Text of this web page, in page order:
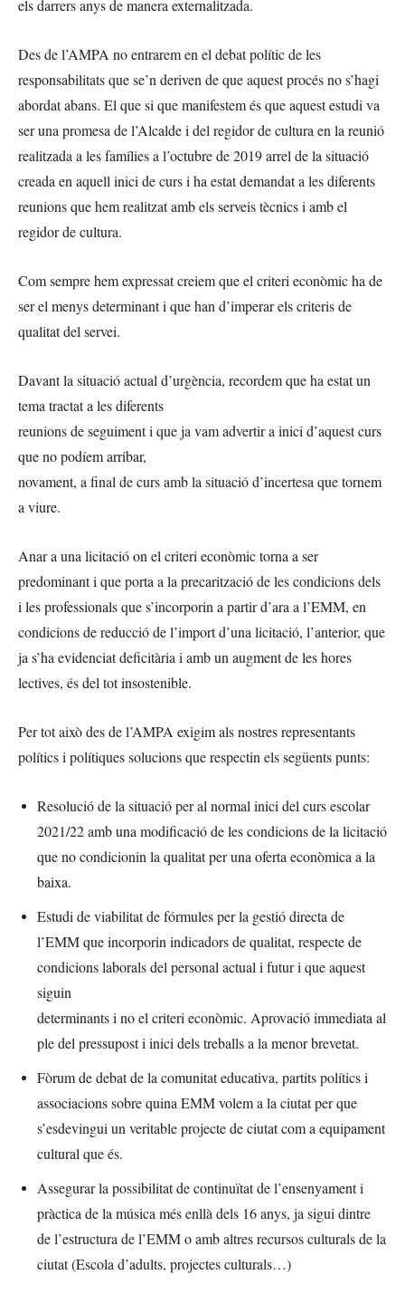
els darrers anys de manera externalitzada.
Des de l’AMPA no entrarem en el debat polític de les
responsabilitats que se’n deriven de que aquest procés no s’hagi
abordat abans. El que si que manifestem és que aquest estudi va
ser una promesa de l’Alcalde i del regidor de cultura en la reunió
realitzada a les famílies a l’octubre de 2019 arrel de la situació
creada en aquell inici de curs i ha estat demandat a les diferents
reunions que hem realitzat amb els serveis tècnics i amb el
regidor de cultura.
Com sempre hem expressat creiem que el criteri econòmic ha de
ser el menys determinant i que han d’imperar els criteris de
qualitat del servei.
Davant la situació actual d’urgència, recordem que ha estat un
tema tractat a les diferents
reunions de seguiment i que ja vam advertir a inici d’aquest curs
que no podíem arribar,
novament, a final de curs amb la situació d’incertesa que tornem
a viure.
Anar a una licitació on el criteri econòmic torna a ser
predominant i que porta a la precarització de les condicions dels
i les professionals que s’incorporin a partir d’ara a l’EMM, en
condicions de reducció de l’import d’una licitació, l’anterior, que
ja s’ha evidenciat deficitària i amb un augment de les hores
lectives, és del tot insostenible.
Per tot això des de l’AMPA exigim als nostres representants
polítics i polítiques solucions que respectin els següents punts:
Resolució de la situació per al normal inici del curs escolar
2021/22 amb una modificació de les condicions de la licitació
que no condicionin la qualitat per una oferta econòmica a la
baixa.
Estudi de viabilitat de fórmules per la gestió directa de
l’EMM que incorporin indicadors de qualitat, respecte de
condicions laborals del personal actual i futur i que aquest
siguin
determinants i no el criteri econòmic. Aprovació immediata al
ple del pressupost i inici dels treballs a la menor brevetat.
Fòrum de debat de la comunitat educativa, partits polítics i
associacions sobre quina EMM volem a la ciutat per que
s’esdevingui un veritable projecte de ciutat com a equipament
cultural que és.
Assegurar la possibilitat de continuïtat de l’ensenyament i
pràctica de la música més enllà dels 16 anys, ja sigui dintre
de l’estructura de l’EMM o amb altres recursos culturals de la
ciutat (Escola d’adults, projectes culturals…)